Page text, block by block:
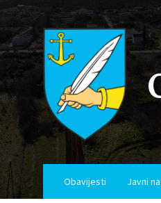
Skip
content
Skip
main
navigation
Skip
footer
Obavijesti Javni